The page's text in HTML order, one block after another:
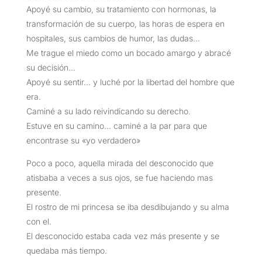
Apoyé su cambio, su tratamiento con hormonas, la
transformación de su cuerpo, las horas de espera en
hospitales, sus cambios de humor, las dudas…
Me trague el miedo como un bocado amargo y abracé
su decisión…
Apoyé su sentir… y luché por la libertad del hombre que
era.
Caminé a su lado reivindicando su derecho.
Estuve en su camino… caminé a la par para que
encontrase su «yo verdadero»
Poco a poco, aquella mirada del desconocido que
atisbaba a veces a sus ojos, se fue haciendo mas
presente.
El rostro de mi princesa se iba desdibujando y su alma
con el.
El desconocido estaba cada vez más presente y se
quedaba más tiempo.